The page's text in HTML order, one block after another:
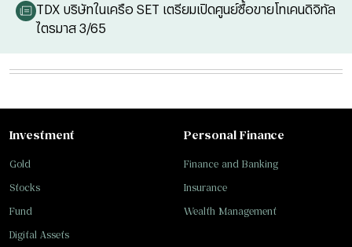
TDX บริษัทในเครือ SET เตรียมเปิดศูนย์ซื้อขายโทเคนดิจิทัล
ไตรมาส 3/65
Investment
Gold
Stocks
Fund
Digital Assets
Personal Finance
Finance and Banking
Insurance
Wealth Management